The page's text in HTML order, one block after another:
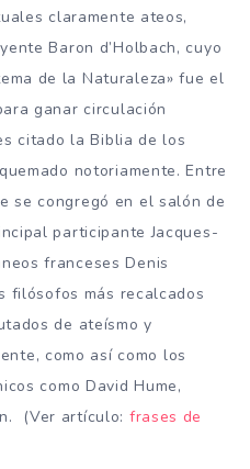
claramente ateos,
Baron d’Holbach, cuyo
de la Naturaleza» fue el
ganar circulación
citado la Biblia de los
notoriamente. Entre
se congregó en el salón de
participante Jacques-
franceses Denis
filósofos más recalcados
​​de ateísmo y
como así como los
como David Hume,
(Ver artículo: frases de